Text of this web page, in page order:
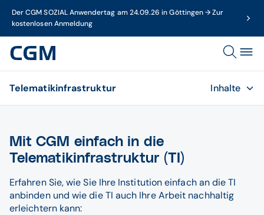
Der CGM SOZIAL Anwendertag am 24.09.26 in Göttingen → Zur
kostenlosen Anmeldung
Telematikinfrastruktur Inhalte
Mit CGM einfach in die
Telematikinfrastruktur (TI)
Erfahren Sie, wie Sie Ihre Institution einfach an die TI
anbinden und wie die TI auch Ihre Arbeit nachhaltig
erleichtern kann: